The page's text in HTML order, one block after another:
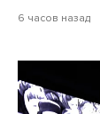
6 часов назад